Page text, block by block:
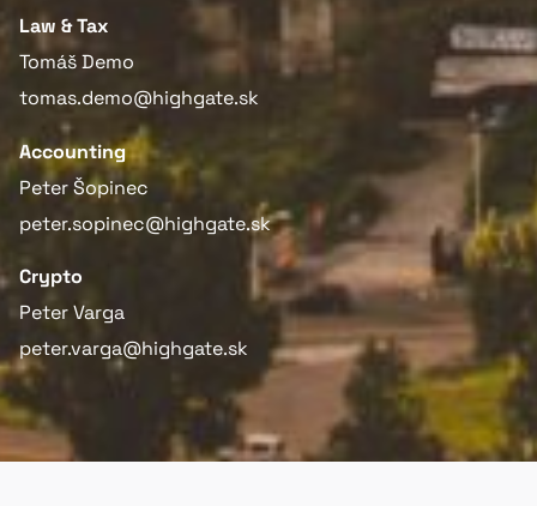
Law & Tax
Tomáš Demo
tomas.demo@highgate.sk
Accounting
Peter Šopinec
peter.sopinec@highgate.sk
Crypto
Peter Varga
peter.varga@highgate.sk